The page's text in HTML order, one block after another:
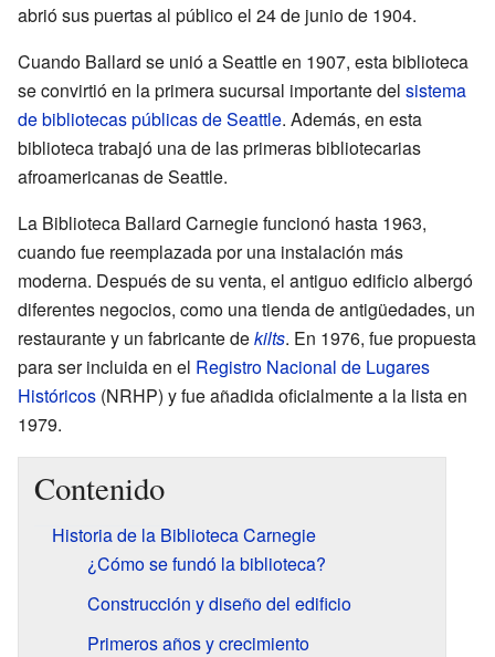
abrió sus puertas al público el 24 de junio de 1904.
Cuando Ballard se unió a Seattle en 1907, esta biblioteca
se convirtió en la primera sucursal importante del sistema
de bibliotecas públicas de Seattle. Además, en esta
biblioteca trabajó una de las primeras bibliotecarias
afroamericanas de Seattle.
La Biblioteca Ballard Carnegie funcionó hasta 1963,
cuando fue reemplazada por una instalación más
moderna. Después de su venta, el antiguo edificio albergó
diferentes negocios, como una tienda de antigüedades, un
restaurante y un fabricante dekilts. En 1976, fue propuesta
para ser incluida en el Registro Nacional de Lugares
Históricos (NRHP) y fue añadida oficialmente a la lista en
1979.
Contenido
Historia de la Biblioteca Carnegie
¿Cómo se fundó la biblioteca?
Construcción y diseño del edificio
Primeros años y crecimiento